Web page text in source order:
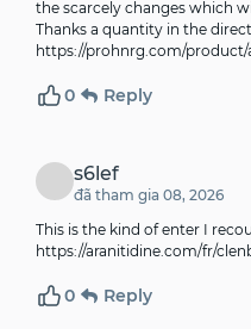
the scarcely changes which
Thanks a quantity in the
https://prohnrg.com/
0 Reply
s6lef
đã tham gia 08, 2026
This is the kind of enter I
https://aranitidine.com/fr/
0 Reply